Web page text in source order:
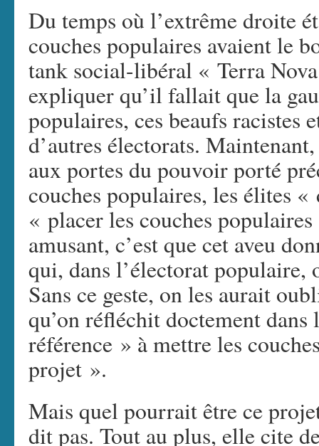
Du temps où l’extrême droite
couches populaires avaient le
tank social-libéral « Terra
expliquer qu’il fallait que la
populaires, ces beaufs racistes
d’autres électorats.
aux portes du pouvoir porté
couches populaires, les élites
« placer les couches
amusant, c’est que cet aveu
qui, dans l’électorat populaire,
Sans ce geste, on les aurait
qu’on réfléchit doctement
référence » à mettre les
projet ».
Mais quel pourrait être ce
dit pas. Tout au plus, elle cite